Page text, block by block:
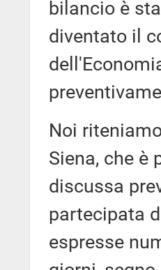
bilancio è
diventato il
Noi
Siena, che è
discussa
partecipata
espresse